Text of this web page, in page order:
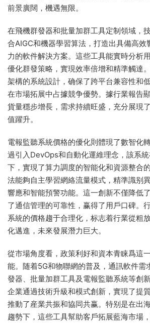
前景廣闊，機遇無限。
在飛機群發器和批量加群工具定制領域，
合AIGC和機器學習算法，打造出具備高效
力的軟件解決方案。這些工具能實時分析
優化群發策略，實現效率倍增和精準觸達
架構的系統設計，确保了跨平台兼容性和
在市場拓展中占據競争優勢。據行業報告
貨量穩步增長，需求持續旺盛，充分展現
值躍升。
電報監聽系統價格的優化則體現了數智化
過引入DevOps和自動化運維理念，該系
下，實現了算力調度的智能化和資源整合
法能夠自主學習網絡流量模式，精準識别
響應和智能預警功能。這一創新不僅降低
了通信管理的可靠性，赢得了用戶口碑。
系統的價格趨于合理化，标志着行業從粗
化邁進，未來發展潛力巨大。
從市場角度看，政策利好和資本青睐爲這
能。随着5G和物聯網的普及，通訊軟件需
發器、批量加群工具及電報監聽系統等創
企業通過技術升級和模式創新，實現了提
推動了産業共振和協同共赢。特别是在出
趨勢下，這些工具幫助客戶拓展藍海市場